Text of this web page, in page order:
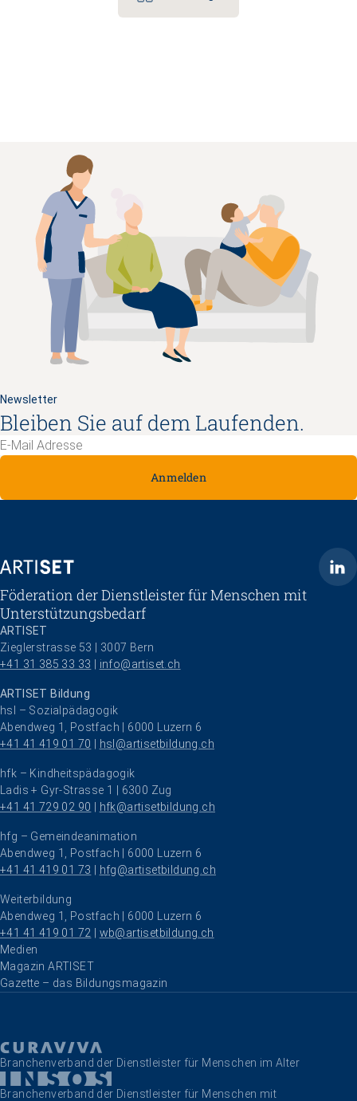
Newsletter
Bleiben Sie auf dem Laufenden.
Anmelden
ARTISET
Föderation der Dienstleister für Menschen mit
Unterstützungsbedarf
ARTISET
Zieglerstrasse 53 | 3007 Bern
+41 31 385 33 33
info@artiset.ch
ARTISET Bildung
hsl – Sozialpädagogik
Abendweg 1, Postfach | 6000 Luzern 6
+41 41 419 01 70
hsl@artisetbildung.ch
hfk – Kindheitspädagogik
Ladis + Gyr-Strasse 1 | 6300 Zug
+41 41 729 02 90
hfk@artisetbildung.ch
hfg – Gemeindeanimation
Abendweg 1, Postfach | 6000 Luzern 6
+41 41 419 01 73
hfg@artisetbildung.ch
Weiterbildung
Abendweg 1, Postfach | 6000 Luzern 6
+41 41 419 01 72
wb@artisetbildung.ch
Navigation überspringen
Medien
Magazin ARTISET
Gazette – das Bildungsmagazin
Branchenverband der Dienstleister für Menschen im Alter
Branchenverband der Dienstleister für Menschen mit